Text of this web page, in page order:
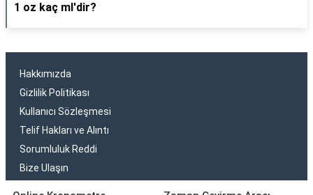
1 oz kaç ml'dir?
Hakkımızda
Gizlilik Politikası
Kullanıcı Sözleşmesi
Telif Hakları ve Alıntı
Sorumluluk Reddi
Bize Ulaşın